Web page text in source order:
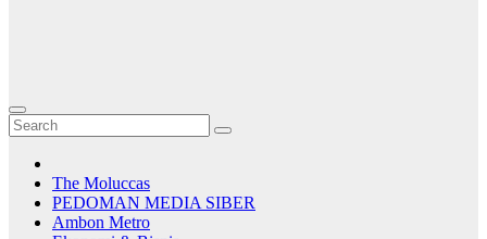
The Moluccas
PEDOMAN MEDIA SIBER
Ambon Metro